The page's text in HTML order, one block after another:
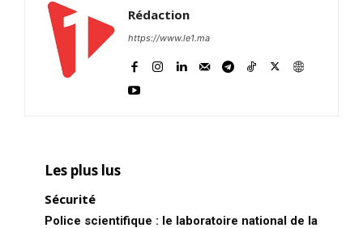
Rédaction
https://www.le1.ma
Les plus lus
Sécurité
Police scientifique : le laboratoire national de la